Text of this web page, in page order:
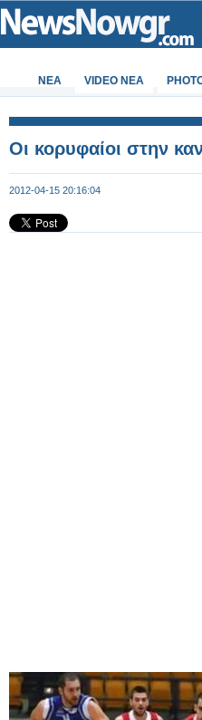
ΝΕΑ VIDEO NEA
Οι κορυφαίοι στην
2012-04-15 20:16:04